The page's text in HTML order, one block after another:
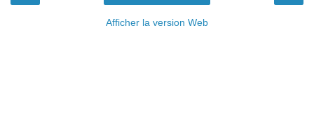
Afficher la version Web